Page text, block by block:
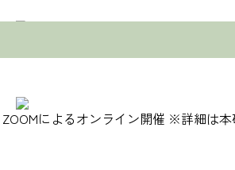
新うめ共済によるオンライン開催 ※詳細は本